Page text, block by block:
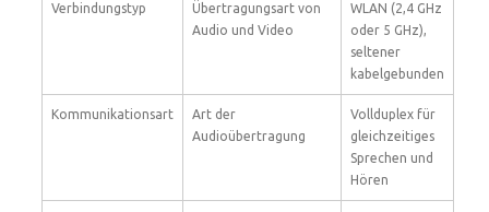
Verbindungstyp
Übertragungsart von
Audio und Video
WLAN (2,4 GHz
oder 5 GHz),
seltener
kabelgebunden
Kommunikationsart
Art der
Audioübertragung
Vollduplex für
gleichzeitiges
Sprechen und
Hören